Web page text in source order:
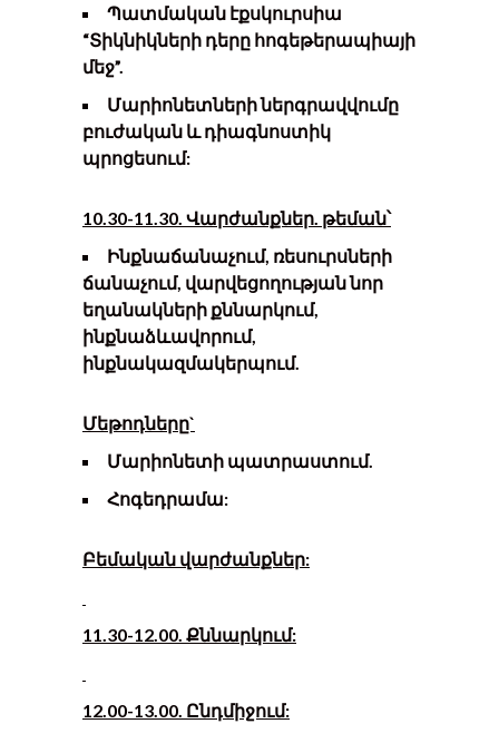
Պատմական էքսկուրսիա
“Տիկնիկների դերը հոգեթերապիայի
մեջ”.
Մարիոնետների ներգրավվումը
բուժական և դիագնոստիկ
պրոցեսում:
10.30-11.30. Վարժանքներ . թեման՝
Ինքնաճանաչում, ռեսուրսների
ճանաչում, վարվեցողության նոր
եղանակների քննարկում,
ինքնաձևավորում,
ինքնակազմակերպում.
Մեթոդները`
Մարիոնետի պատրաստում.
Հոգեդրամա:
Բեմական վարժանքներ:
11.30-12.00. Քննարկում:
12.00-13.00. Ընդմիջում: